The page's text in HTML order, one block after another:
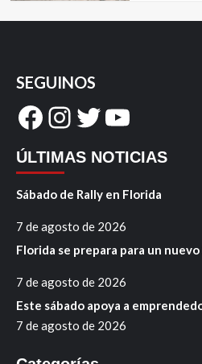
SEGUINOS
Facebook
Instagram
Twitter
YouTube
ÚLTIMAS NOTICIAS
Sábado de Rally en Florida
7 de agosto de 2026
Florida se prepara para un
7 de agosto de 2026
Este sábado apoya a
7 de agosto de 2026